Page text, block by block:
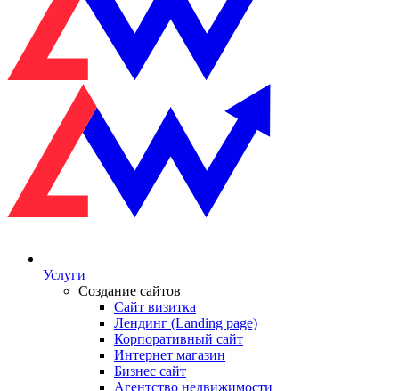
Услуги
Создание сайтов
Сайт визитка
Лендинг (Landing page)
Корпоративный сайт
Интернет магазин
Бизнес сайт
Агентство недвижимости